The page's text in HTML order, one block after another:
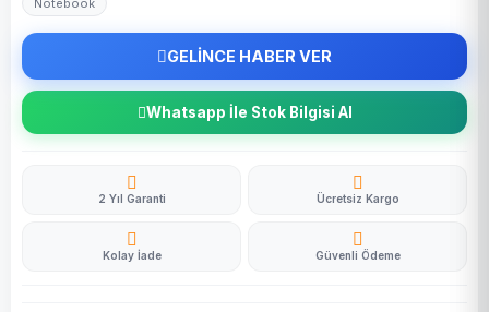
Notebook
GELİNCE HABER VER
Whatsapp İle Stok Bilgisi Al
2 Yıl Garanti Ücretsiz Kargo
Kolay İade Güvenli Ödeme